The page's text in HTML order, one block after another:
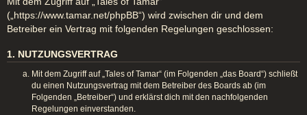
(„https://www.tamar.net/phpBB“) wird zwischen dir und dem
Betreiber ein Vertrag mit folgenden Regelungen geschlossen:
1. NUTZUNGSVERTRAG
Mit dem Zugriff auf „Tales of Tamar“ (im Folgenden „das Board“) schließt
du einen Nutzungsvertrag mit dem Betreiber des Boards ab (im
Folgenden „Betreiber“) und erklärst dich mit den nachfolgenden
Regelungen einverstanden.